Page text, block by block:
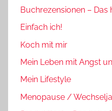
Buchrezensionen – Das
Einfach ich!
Koch mit mir
Mein Leben mit Angst
Mein Lifestyle
Menopause /